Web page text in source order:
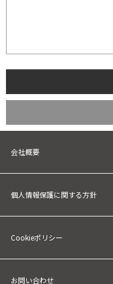
会社概要
個人情報保護に関する方針
Cookieポリシー
お問い合わせ